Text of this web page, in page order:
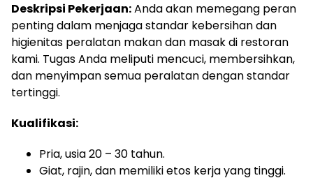
Deskripsi Pekerjaan:Anda akan memegang peran
penting dalam menjaga standar kebersihan dan
higienitas peralatan makan dan masak di restoran
kami. Tugas Anda meliputi mencuci, membersihkan,
dan menyimpan semua peralatan dengan standar
tertinggi.
Kualifikasi:
Pria, usia 20 – 30 tahun.
Giat, rajin, dan memiliki etos kerja yang tinggi.